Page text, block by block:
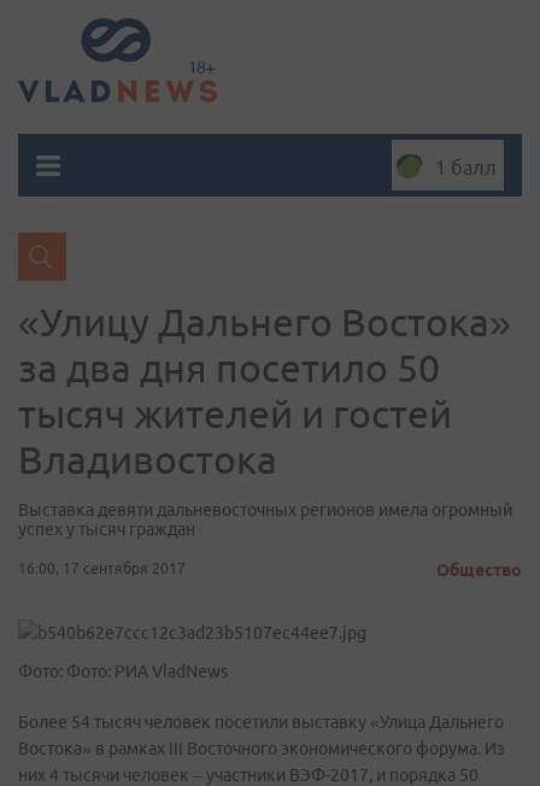
1 балл
«Улицу Дальнего Востока»
за два дня посетило 50
тысяч жителей и гостей
Владивостока
Выставка девяти дальневосточных регионов имела огромный
успех у тысяч граждан
16:00, 17 сентября 2017 Общество
Фото: Фото: РИА VladNews
Более 54 тысяч человек посетили выставку «Улица Дальнего
Востока» в рамках III Восточного экономического форума. Из
них 4 тысячи человек – участники ВЭФ-2017, и порядка 50